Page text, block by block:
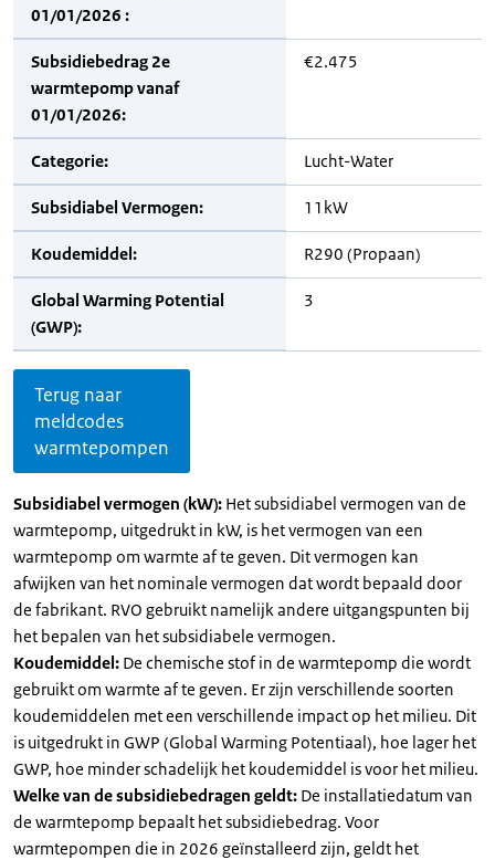
01/01/2026 :
Subsidiebedrag 2e
warmtepomp vanaf
01/01/2026:
€2.475
Categorie: Lucht-Water
Subsidiabel Vermogen: 11kW
Koudemiddel: R290 (Propaan)
Global Warming Potential
(GWP):
3
Terug naar
meldcodes
warmtepompen
Subsidiabel vermogen (kW): Het subsidiabel vermogen van de
warmtepomp, uitgedrukt in kW, is het vermogen van een
warmtepomp om warmte af te geven. Dit vermogen kan
afwijken van het nominale vermogen dat wordt bepaald door
de fabrikant. RVO gebruikt namelijk andere uitgangspunten bij
het bepalen van het subsidiabele vermogen.
Koudemiddel: De chemische stof in de warmtepomp die wordt
gebruikt om warmte af te geven. Er zijn verschillende soorten
koudemiddelen met een verschillende impact op het milieu. Dit
is uitgedrukt in GWP (Global Warming Potentiaal), hoe lager het
GWP, hoe minder schadelijk het koudemiddel is voor het milieu.
Welke van de subsidiebedragen geldt: De installatiedatum van
de warmtepomp bepaalt het subsidiebedrag. Voor
warmtepompen die in 2026 geïnstalleerd zijn, geldt het